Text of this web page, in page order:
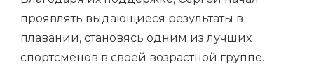
проявлять выдающиеся результаты в
плавании, становясь одним из лучших
спортсменов в своей возрастной группе.